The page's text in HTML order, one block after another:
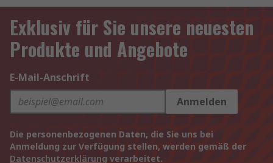
Exklusiv für Sie unsere neuesten
Produkte und Angebote
E-Mail-Anschrift
Anmelden
Die personenbezogenen Daten, die Sie uns bei
Anmeldung zur Verfügung stellen, werden gemäß der
Datenschutzerklärung verarbeitet.